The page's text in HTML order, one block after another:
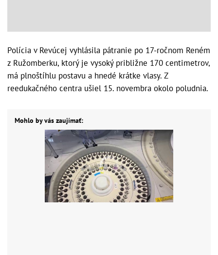
Polícia v Revúcej vyhlásila pátranie po 17-ročnom Reném
z Ružomberku, ktorý je vysoký približne 170 centimetrov,
má plnoštíhlu postavu a hnedé krátke vlasy. Z
reedukačného centra ušiel 15. novembra okolo poludnia.
Mohlo by vás zaujímať: